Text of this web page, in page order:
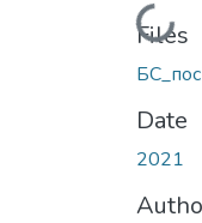
Loading...
Files
Date
2021